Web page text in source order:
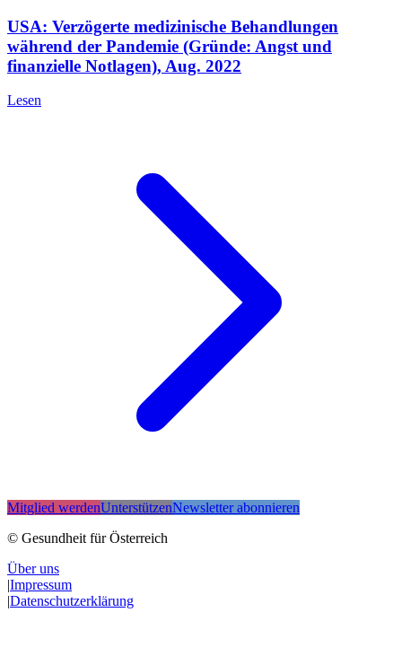
USA: Verzögerte medizinische Behandlungen
während der Pandemie (Gründe: Angst und
finanzielle Notlagen), Aug. 2022
Lesen
Mitglied werdenUnterstützenNewsletter abonnieren
© Gesundheit für Österreich
Über uns
|Impressum
|Datenschutzerklärung